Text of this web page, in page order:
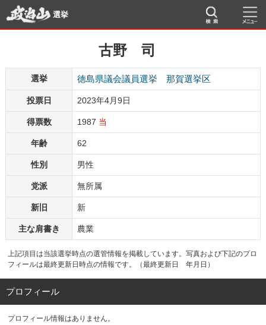
選挙
古野 司
選挙 徳島県議会議員選挙 那賀選挙区
投票日 2023年4月9日
得票数 1987 当
年齢 62
性別 男性
党派 無所属
新旧 新
主な肩書き 農業
上記項目は当該選挙時点の選管情報を掲載しています。写真および下記のプロ
フィールは最終更新日時点の情報です。（最終更新日 年月日）
プロフィール
プロフィール情報はありません。